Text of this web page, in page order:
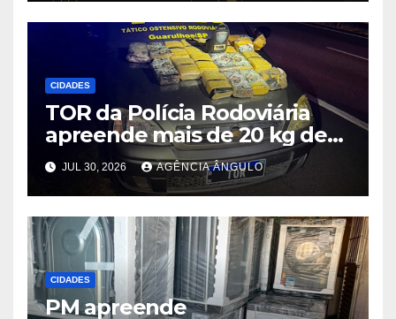
CIDADES
TOR da Polícia Rodoviária
apreende mais de 20 kg de
maconha e prende dois
suspeitos após perseguição
na Rodovia Ayrton Senna
JUL 30, 2026 AGÊNCIA ÂNGULO
CIDADES
PM apreende